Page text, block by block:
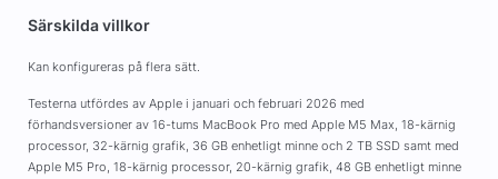
Särskilda villkor
Kan konfigureras på flera sätt.
Testerna utfördes av Apple i januari och februari 2026 med
förhandsversioner av 16-tums MacBook Pro med Apple M5 Max, 18-kärnig
processor, 32-kärnig grafik, 36 GB enhetligt minne och 2 TB SSD samt med
Apple M5 Pro, 18-kärnig processor, 20-kärnig grafik, 48 GB enhetligt minne